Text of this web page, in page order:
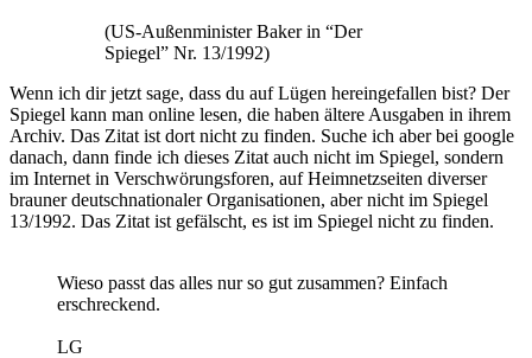
(US-Außenminister Baker in “Der
Spiegel” Nr. 13/1992)
Wenn ich dir jetzt sage, dass du auf Lügen hereingefallen bist? Der
Spiegel kann man online lesen, die haben ältere Ausgaben in ihrem
Archiv. Das Zitat ist dort nicht zu finden. Suche ich aber bei google
danach, dann finde ich dieses Zitat auch nicht im Spiegel, sondern
im Internet in Verschwörungsforen, auf Heimnetzseiten diverser
brauner deutschnationaler Organisationen, aber nicht im Spiegel
13/1992. Das Zitat ist gefälscht, es ist im Spiegel nicht zu finden.
Wieso passt das alles nur so gut zusammen? Einfach
erschreckend.
LG